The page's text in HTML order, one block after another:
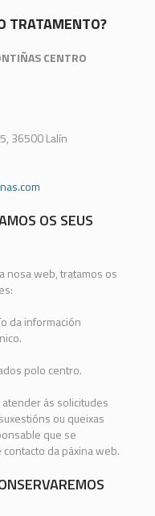
TRATAMENTO?
CENTRO
36500 Lalín
OS SEUS
nosa web, tratamos os
da información
polo centro.
ás solicitudes
ou queixas
que se
da páxina web.